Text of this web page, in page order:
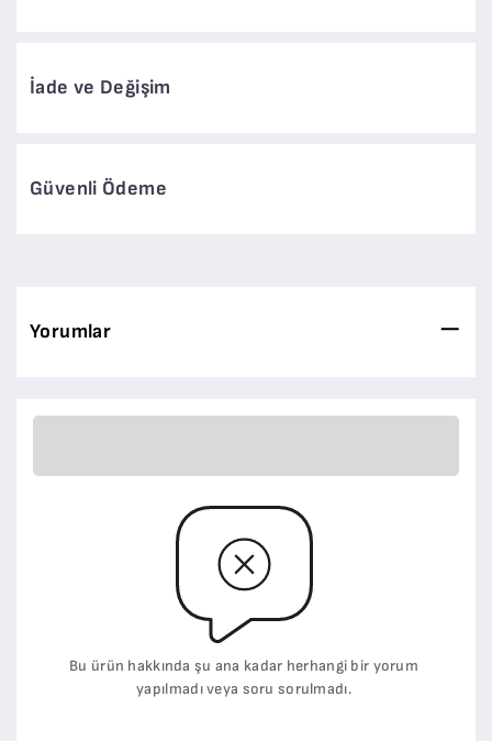
İade ve Değişim
Güvenli Ödeme
Yorumlar
Bu ürün hakkında şu ana kadar herhangi bir yorum
yapılmadı veya soru sorulmadı.